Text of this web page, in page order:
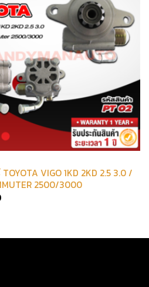
VIGO 1KD 2KD 2.5 3.0 /
2500/3000